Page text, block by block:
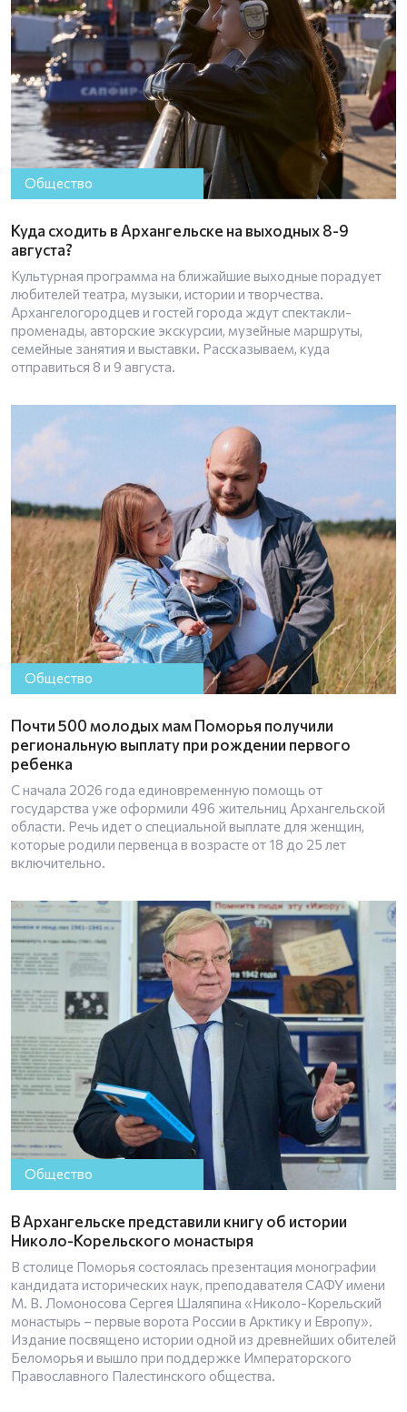
Общество
Куда сходить в Архангельске на выходных 8-9
августа?
Культурная программа на ближайшие выходные порадует
любителей театра, музыки, истории и творчества.
Архангелогородцев и гостей города ждут спектакли-
променады, авторские экскурсии, музейные маршруты,
семейные занятия и выставки. Рассказываем, куда
отправиться 8 и 9 августа.
Общество
Почти 500 молодых мам Поморья получили
региональную выплату при рождении первого
ребенка
С начала 2026 года единовременную помощь от
государства уже оформили 496 жительниц Архангельской
области. Речь идет о специальной выплате для женщин,
которые родили первенца в возрасте от 18 до 25 лет
включительно.
Общество
В Архангельске представили книгу об истории
Николо-Корельского монастыря
В столице Поморья состоялась презентация монографии
кандидата исторических наук, преподавателя САФУ имени
М. В. Ломоносова Сергея Шаляпина «Николо-Корельский
монастырь – первые ворота России в Арктику и Европу».
Издание посвящено истории одной из древнейших обителей
Беломорья и вышло при поддержке Императорского
Православного Палестинского общества.